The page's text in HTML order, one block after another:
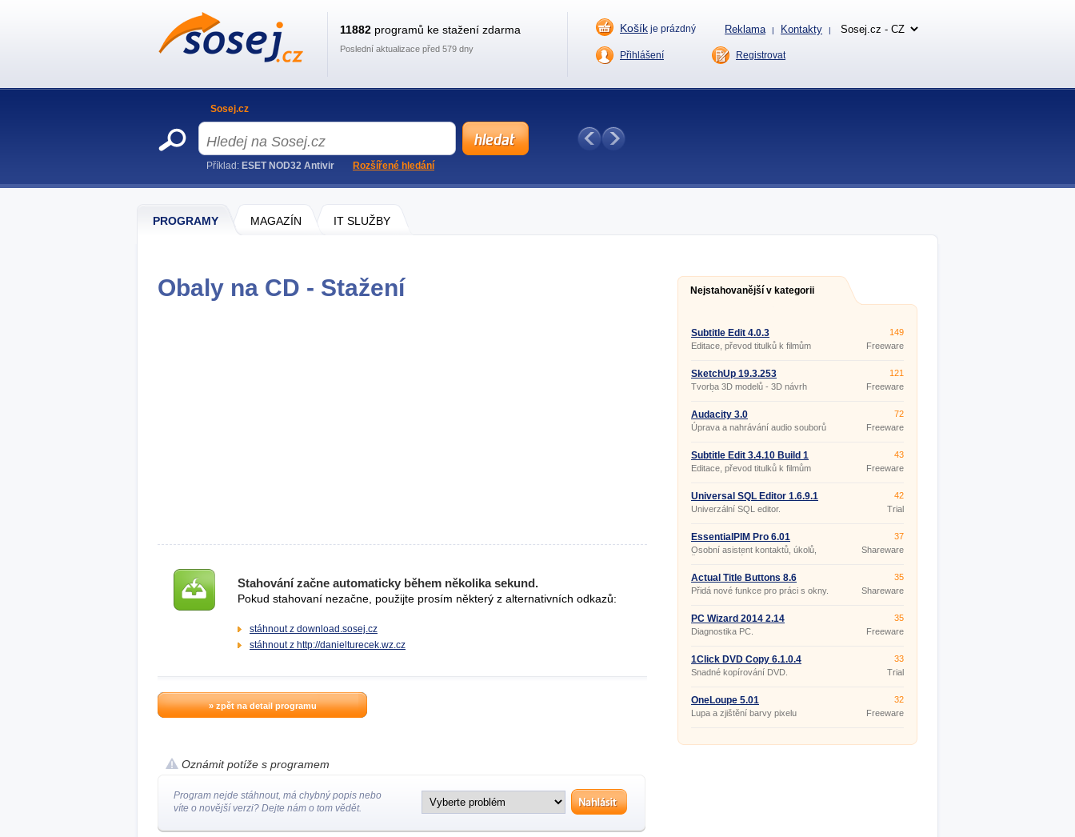
PROGRAMY MAGAZÍN IT SLUŽBY
Obaly na CD - Stažení
Stahování začne automaticky během několika sekund.
Pokud stahovaní nezačne, použijte prosím některý z alternativních odkazů:
stáhnout z download.sosej.cz
stáhnout z http://danielturecek.wz.cz
» zpět na detail programu
Oznámit potíže s programem
Program nejde stáhnout, má chybný popis nebo
víte o novější verzi? Dejte nám o tom vědět.
Nejstahovanější v kategorii
Subtitle Edit 4.0.3
Editace, převod titulků k filmům
149
Freeware
SketchUp 19.3.253
Tvorba 3D modelů - 3D návrh
interiéru
121
Freeware
Audacity 3.0
Úprava a nahrávání audio souborů
72
Freeware
Subtitle Edit 3.4.10 Build 1
Portable
Editace, převod titulků k filmům
43
Freeware
Universal SQL Editor 1.6.9.1
Univerzální SQL editor.
42
Trial
EssentialPIM Pro 6.01
Osobní asistent kontaktů, úkolů,
času a poznámek.
37
Shareware
Actual Title Buttons 8.6
Přidá nové funkce pro práci s okny.
35
Shareware
PC Wizard 2014 2.14
Diagnostika PC.
35
Freeware
1Click DVD Copy 6.1.0.4
Snadné kopírování DVD.
33
Trial
OneLoupe 5.01
Lupa a zjištění barvy pixelu
32
Freeware
11882 programů ke stažení zdarma
Poslední aktualizace před 579 dny
Košík je prázdný Reklama | Kontakty |
Přihlášení Registrovat
Sosej.cz
Příklad: ESET NOD32 Antivir Rozšířené hledání